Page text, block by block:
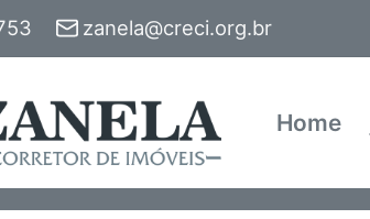
zanela@creci.org.br
Home